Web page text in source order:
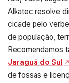
Alkatec resolve
cidade pelo
de população,
Recomendamos
Jaraguá do Sul
de fossas e